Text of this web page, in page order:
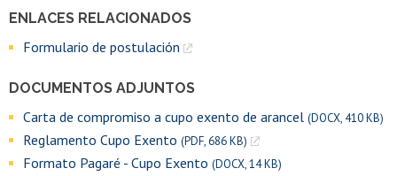
ENLACES RELACIONADOS
Formulario de postulación
DOCUMENTOS ADJUNTOS
Carta de compromiso a cupo exento de arancel (DOCX, 410 KB)
Reglamento Cupo Exento (PDF, 686 KB)
Formato Pagaré - Cupo Exento (DOCX, 14 KB)